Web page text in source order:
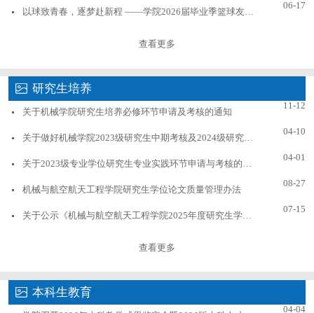
以球致青春，逐梦赴新程 ——学院2026届毕业季篮球友谊赛圆满落幕
06-17
查看更多
研究生培养
关于机械学院研究生培养必修环节申请及考核的通知
11-12
关于做好机械学院2023级研究生中期考核及2024级研究生论文开题工作的通知
04-10
关于2023级专业学位研究生专业实践环节申请与考核的通知
04-01
机械与航空航天工程学院研究生学位论文质量管理办法
08-27
关于公示《机械与航空航天工程学院2025年度研究生学术业绩奖学金评定工作实施细则》的通知
07-15
查看更多
本科生教育
04-04